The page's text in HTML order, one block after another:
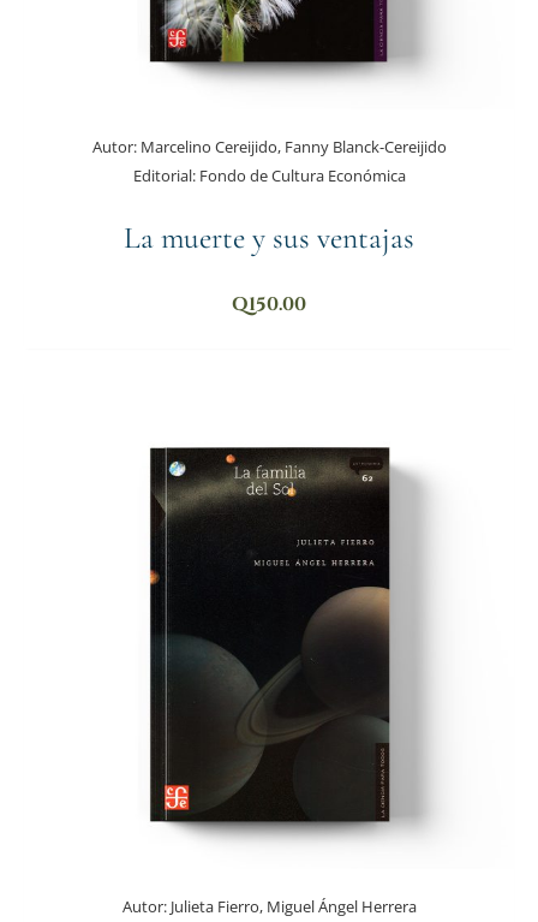
Autor:Marcelino Cereijido, Fanny Blanck-Cereijido
Editorial:Fondo de Cultura Económica
La muerte y sus ventajas
Q150.00
Autor:Julieta Fierro, Miguel Ángel Herrera